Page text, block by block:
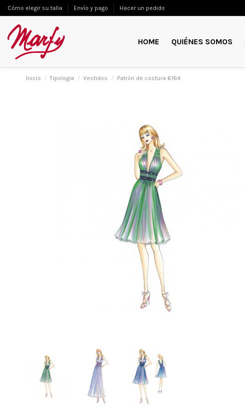
Cómo elegir su talla Envío y pago Hacer un pedido
HOME QUIÉNES SOMOS
Inicio Tipologia Vestidos Patrón de costura 6164